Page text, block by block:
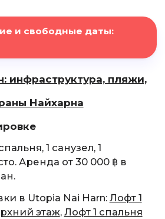
и свободные даты:
инфраструктура, пляжи,
Найхарна
1 санузел, 1
Аренда от 30 000 ฿ в
в Utopia Nai Harn: Лофт 1
этаж, Лофт 1 спальня